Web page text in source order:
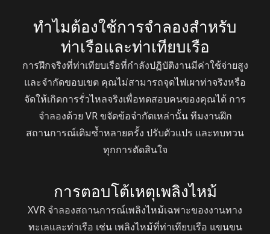
ทำไมต้องใช้การจำลองสำหรับ
ท่าเรือและท่าเทียบเรือ
การฝึกจริงที่ท่าเทียบเรือที่กำลังปฏิบัติงานมีค่าใช้จ่ายสูง
และจำกัดขอบเขต คุณไม่สามารถจุดไฟเผาท่าจริงหรือ
จัดให้เกิดการรั่วไหลจริงเพื่อทดสอบคนของคุณได้ การ
จำลองด้วย VR ขจัดข้อจำกัดเหล่านั้น ทีมงานฝึก
สถานการณ์เดิมซ้ำหลายครั้ง ปรับตัวแปร และทบทวน
ทุกการตัดสินใจ
การตอบโต้เหตุเพลิงไหม้
XVR จำลองสถานการณ์เพลิงไหม้เฉพาะของงานทาง
ทะเลและท่าเรือ เช่น เพลิงไหม้ที่ท่าเทียบเรือ แขนขน